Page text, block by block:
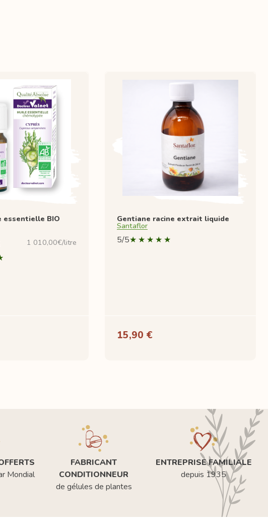
essentielle BIO
1 010,00€/litre
Gentiane racine extrait liquide
Santaflor
5/5
15,90 €
Mondial
FABRICANT
CONDITIONNEUR
de gélules de plantes
ENTREPRISE FAMILIALE
depuis 1935